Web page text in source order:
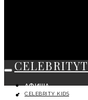
АФИША
СОБЫТИЯ
CELEBRITY KIDS